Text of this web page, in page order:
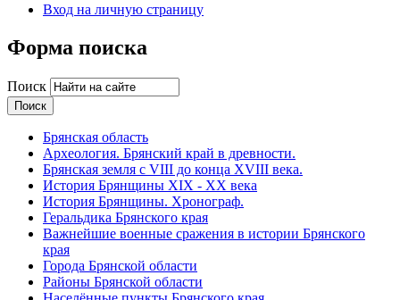
Вход на личную страницу
Форма поиска
Поиск
Брянская область
Археология. Брянский край в древности.
Брянская земля с VIII до конца XVIII века.
История Брянщины XIX - XX века
История Брянщины. Хронограф.
Геральдика Брянского края
Важнейшие военные сражения в истории Брянского
края
Города Брянской области
Районы Брянской области